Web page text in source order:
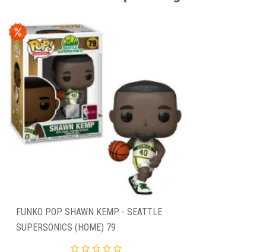
FUNKO POP SHAWN KEMP - SEATTLE
SUPERSONICS (HOME) 79